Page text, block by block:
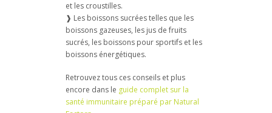
et les croustilles.
❱ Les boissons sucrées telles que les
boissons gazeuses, les jus de fruits
sucrés, les boissons pour sportifs et les
boissons énergétiques.
Retrouvez tous ces conseils et plus
encore dans le guide complet sur la
santé immunitaire préparé par Natural